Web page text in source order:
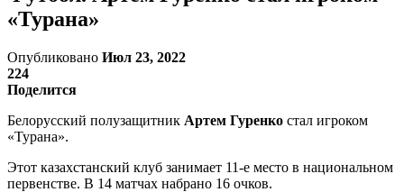
«Турана»
Опубликовано Июл 23, 2022
224
Поделится
Белорусский полузащитник Артем Гуренко стал игроком
«Турана».
Этот казахстанский клуб занимает 11-е место в национальном
первенстве. В 14 матчах набрано 16 очков.